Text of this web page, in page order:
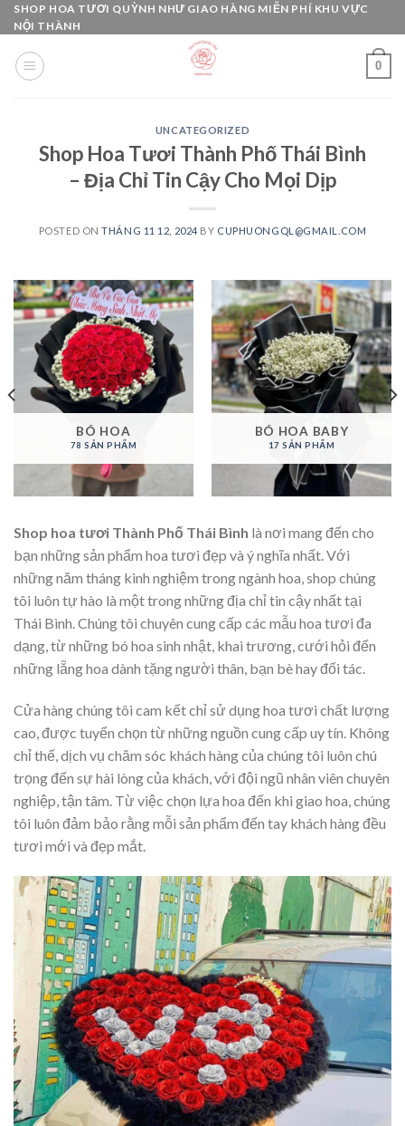
Skip
to
content
SHOP HOA TƯƠI QUỲNH NHƯ GIAO HÀNG MIỄN PHÍ KHU VỰC
NỘI THÀNH
0
UNCATEGORIZED
Shop Hoa Tươi Thành Phố Thái Bình
– Địa Chỉ Tin Cậy Cho Mọi Dịp
POSTED ONTHÁNG 11 12, 2024 BY CUPHUONGQL@GMAIL.COM
BÓ HOA
78 SẢN PHẨM
BÓ HOA BABY
17 SẢN PHẨM
Shop hoa tươi Thành Phố Thái Bình là nơi mang đến cho
bạn những sản phẩm hoa tươi đẹp và ý nghĩa nhất. Với
những năm tháng kinh nghiệm trong ngành hoa, shop chúng
tôi luôn tự hào là một trong những địa chỉ tin cậy nhất tại
Thái Bình. Chúng tôi chuyên cung cấp các mẫu hoa tươi đa
dạng, từ những bó hoa sinh nhật, khai trương, cưới hỏi đến
những lẵng hoa dành tặng người thân, bạn bè hay đối tác.
Cửa hàng chúng tôi cam kết chỉ sử dụng hoa tươi chất lượng
cao, được tuyển chọn từ những nguồn cung cấp uy tín. Không
chỉ thế, dịch vụ chăm sóc khách hàng của chúng tôi luôn chú
trọng đến sự hài lòng của khách, với đội ngũ nhân viên chuyên
nghiệp, tận tâm. Từ việc chọn lựa hoa đến khi giao hoa, chúng
tôi luôn đảm bảo rằng mỗi sản phẩm đến tay khách hàng đều
tươi mới và đẹp mắt.